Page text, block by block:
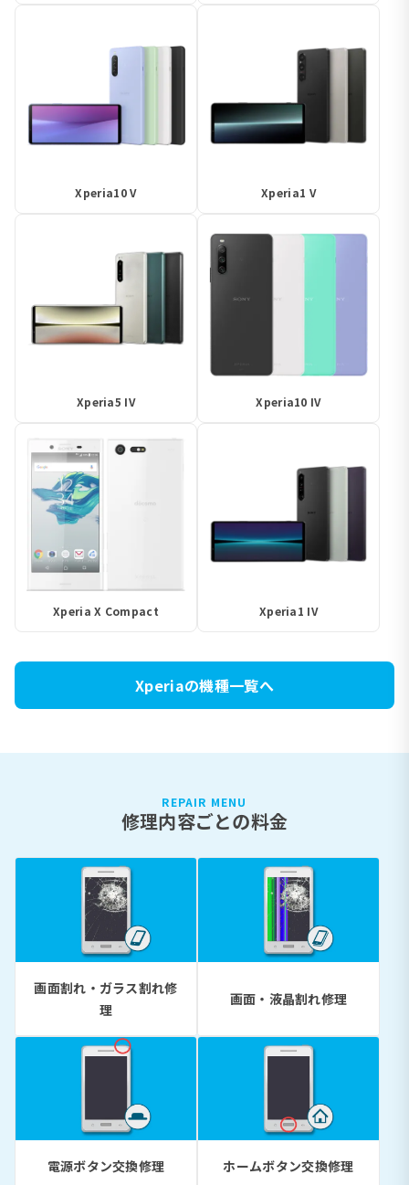
Xperia10 V Xperia1 V
Xperia5 IV Xperia10 IV
Xperia X Compact Xperia1 IV
Xperiaの機種一覧へ
REPAIR MENU
修理内容ごとの料金
画面割れ・ガラス割れ修
理
画面・液晶割れ修理
電源ボタン交換修理 ホームボタン交換修理